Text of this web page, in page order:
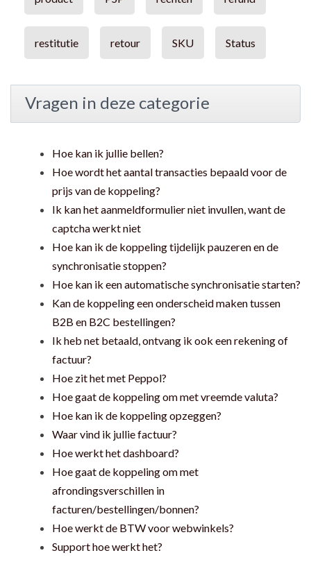
restitutie retour SKU Status
Vragen in deze categorie
Hoe kan ik jullie bellen?
Hoe wordt het aantal transacties bepaald voor de
prijs van de koppeling?
Ik kan het aanmeldformulier niet invullen, want de
captcha werkt niet
Hoe kan ik de koppeling tijdelijk pauzeren en de
synchronisatie stoppen?
Hoe kan ik een automatische synchronisatie starten?
Kan de koppeling een onderscheid maken tussen
B2B en B2C bestellingen?
Ik heb net betaald, ontvang ik ook een rekening of
factuur?
Hoe zit het met Peppol?
Hoe gaat de koppeling om met vreemde valuta?
Hoe kan ik de koppeling opzeggen?
Waar vind ik jullie factuur?
Hoe werkt het dashboard?
Hoe gaat de koppeling om met
afrondingsverschillen in
facturen/bestellingen/bonnen?
Hoe werkt de BTW voor webwinkels?
Support hoe werkt het?